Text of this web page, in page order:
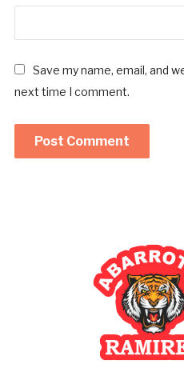
Save my name, email, and
next time I comment.